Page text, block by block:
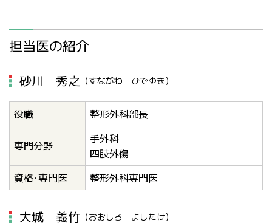
担当医の紹介
砂川 秀之 （すながわ ひでゆき）
役職 整形外科部長
専門分野
手外科
四肢外傷
資格･専門医
整形外科専門医
大城 義竹 （おおしろ よしたけ）